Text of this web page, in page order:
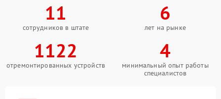
11
сотрудников в штате
6
лет на рынке
1122
отремонтированных устройств
4
минимальный опыт работы
специалистов